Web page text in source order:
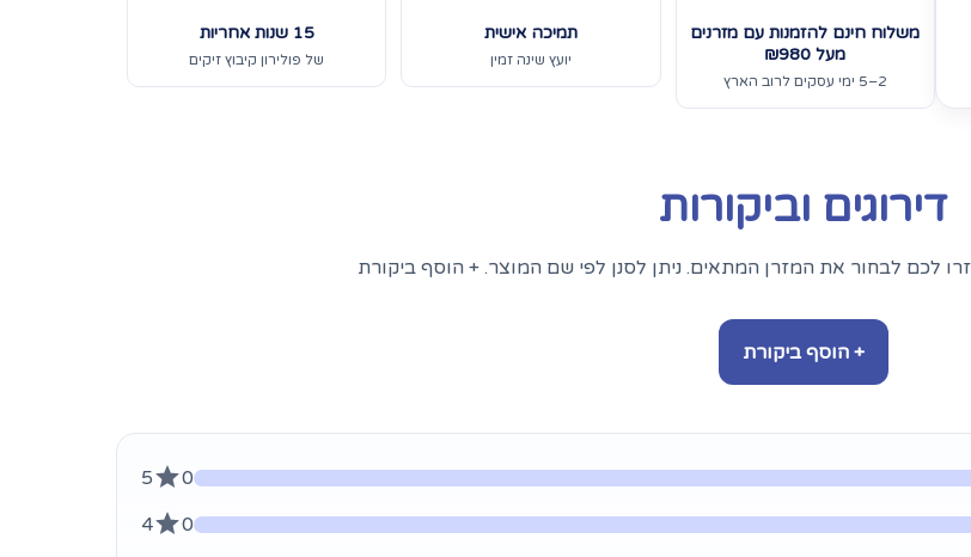
משלוח חינם להזמנות עם מזרנים
מעל ₪980
2–5 ימי עסקים לרוב הארץ
תמיכה אישית
יועץ שינה זמין
15 שנות אחריות
של פולירון קיבוץ זיקים
דירוגים וביקורות
לכם לבחור את המזרן המתאים. ניתן לסנן לפי שם המוצר. + הוסף ביקורת
+ הוסף ביקורת
0
5
0
4